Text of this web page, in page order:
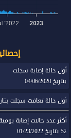
'2022 2023
أول حالة إصابة سجلت
بتاريخ 04/06/2020
أول حالة تعافت سجلت بتاريخ 05/10/
أكثر عدد حالات إصابة
52 بتاريخ 01/23/2022